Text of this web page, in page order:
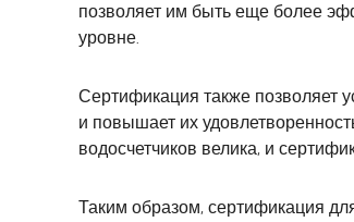
позволяет им быть еще более
уровне.
Сертификация также позволяет
и повышает их
водосчетчиков велика, и
Таким образом, сертификация